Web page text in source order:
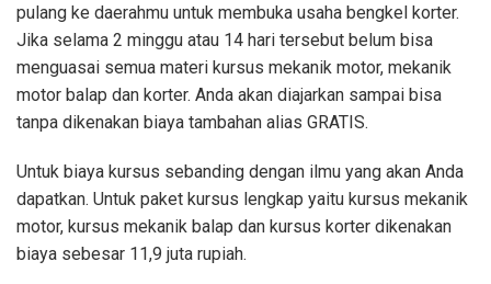
pulang ke daerahmu untuk membuka usaha bengkel korter.
Jika selama 2 minggu atau 14 hari tersebut belum bisa
menguasai semua materi kursus mekanik motor, mekanik
motor balap dan korter. Anda akan diajarkan sampai bisa
tanpa dikenakan biaya tambahan alias GRATIS.
Untuk biaya kursus sebanding dengan ilmu yang akan Anda
dapatkan. Untuk paket kursus lengkap yaitu kursus mekanik
motor, kursus mekanik balap dan kursus korter dikenakan
biaya sebesar 11,9 juta rupiah.